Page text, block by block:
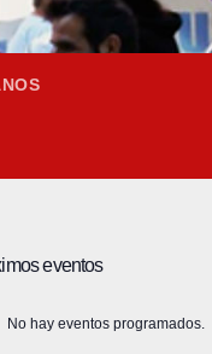
eventos
No hay eventos programados.